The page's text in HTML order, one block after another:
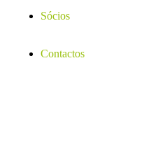
Sócios
Contactos